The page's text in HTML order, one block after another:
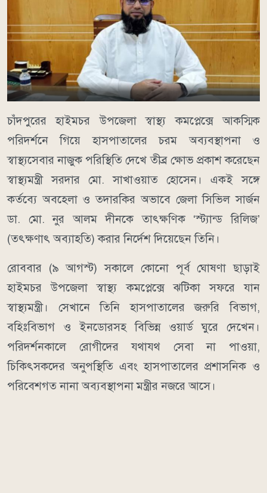
চাঁদপুরের হাইমচর উপজেলা স্বাস্থ্য কমপ্লেক্সে আকস্মিক
পরিদর্শনে গিয়ে হাসপাতালের চরম অব্যবস্থাপনা ও
স্বাস্থ্যসেবার নাজুক পরিস্থিতি দেখে তীব্র ক্ষোভ প্রকাশ করেছেন
স্বাস্থ্যমন্ত্রী সরদার মো. সাখাওয়াত হোসেন। একই সঙ্গে
কর্তব্যে অবহেলা ও তদারকির অভাবে জেলা সিভিল সার্জন
ডা. মো. নুর আলম দীনকে তাৎক্ষণিক ‘স্ট্যান্ড রিলিজ’
(তৎক্ষণাৎ অব্যাহতি) করার নির্দেশ দিয়েছেন তিনি।
রোববার (৯ আগস্ট) সকালে কোনো পূর্ব ঘোষণা ছাড়াই
হাইমচর উপজেলা স্বাস্থ্য কমপ্লেক্সে ঝটিকা সফরে যান
স্বাস্থ্যমন্ত্রী। সেখানে তিনি হাসপাতালের জরুরি বিভাগ,
বহিঃবিভাগ ও ইনডোরসহ বিভিন্ন ওয়ার্ড ঘুরে দেখেন।
পরিদর্শনকালে রোগীদের যথাযথ সেবা না পাওয়া,
চিকিৎসকদের অনুপস্থিতি এবং হাসপাতালের প্রশাসনিক ও
পরিবেশগত নানা অব্যবস্থাপনা মন্ত্রীর নজরে আসে।